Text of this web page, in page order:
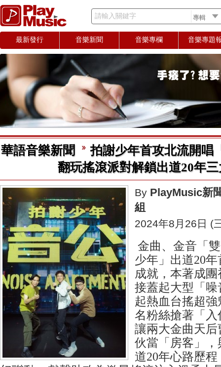
請輸入關鍵字
最新發行 音樂新聞 音樂專欄 音樂專題
華語音樂新聞
拍謝少年首攻北流開唱
翻玩搖滾派對解鎖出道20年
By PlayMusic新
組
2024年8月26日 (
金曲、金音「
少年」出道20
成就，本著成
接蓋起大型「
起熱血台搖超
名粉絲搶著「
讓兩大金曲天
伙當「房客」
道20年心路歷